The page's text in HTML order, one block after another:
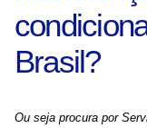
Brasil?
Ou seja procura por